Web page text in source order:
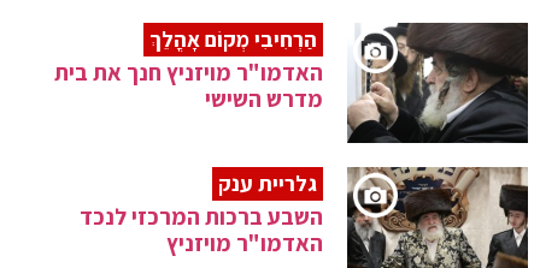
הַרְחִיבִי מְקוֹם אָהֳלֵךְ
האדמו"ר מויזניץ חנך את בית
מדרש השישי
גלריית ענק
השבע ברכות המרכזי לנכד
האדמו"ר מויזניץ